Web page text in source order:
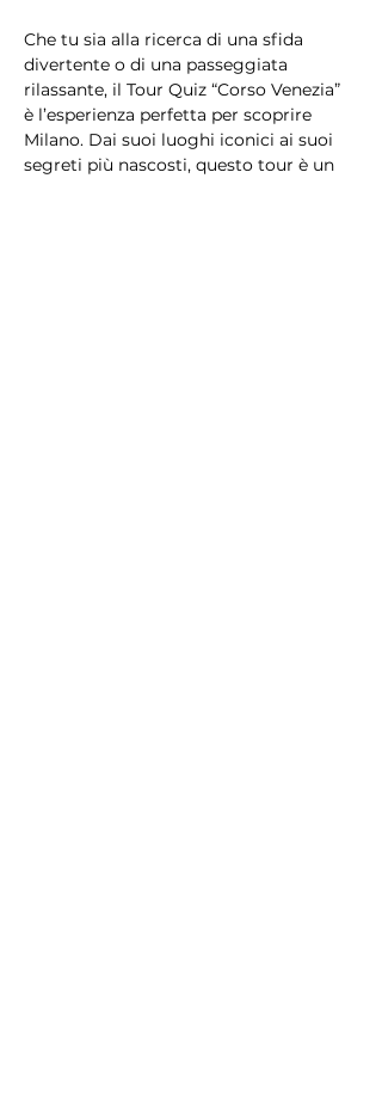
Che tu sia alla ricerca di una sfida
divertente o di una passeggiata
rilassante, il Tour Quiz “Corso Venezia”
è l’esperienza perfetta per scoprire
Milano. Dai suoi luoghi iconici ai suoi
segreti più nascosti, questo tour è un